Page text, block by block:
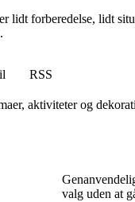
forberedelse, lidt
RSS
aktiviteter og
valg uden at